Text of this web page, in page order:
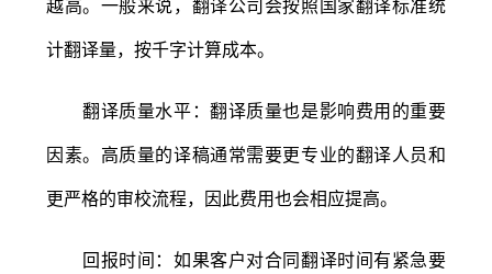
越高。一般来说，翻译公司会按照国家翻译标准统
计翻译量，按千字计算成本。
翻译质量水平：翻译质量也是影响费用的重要
因素。高质量的译稿通常需要更专业的翻译人员和
更严格的审校流程，因此费用也会相应提高。
回报时间：如果客户对合同翻译时间有紧急要